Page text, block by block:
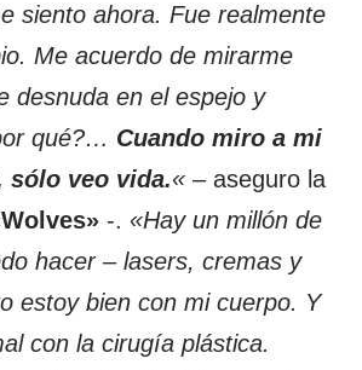
siento ahora. Fue realmente
Me acuerdo de mirarme
desnuda en el espejo y
qué?… Cuando miro a mi
sólo veo vida.« – aseguro la
-. «Hay un millón de
hacer – lasers, cremas y
estoy bien con mi cuerpo. Y
con la cirugía plástica.